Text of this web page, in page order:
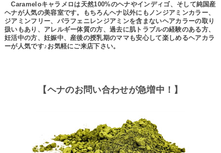
Carameloキャラメロは天然100%のヘナやインディゴ、そして純国産
ヘナが人気の美容室です。もちろんヘナ以外にもノンジアミンカラー、
ジアミンフリー、パラフェニレンジアミンを含まないヘアカラーの取り
扱いもあり、アレルギー体質の方、過去に肌トラブルの経験のある方、
妊活中の方、妊娠中、産後の授乳期のママも安心して楽しめるヘアカラ
ーが人気です♪お気軽にご来店下さい。
【ヘナのお問い合わせが急増中！】